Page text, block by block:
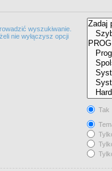
wyszukiwanie.
nie wyłączysz opcji
Tak